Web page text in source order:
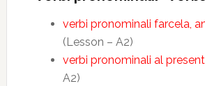
verbi pronominali farcela,
(Lesson – A2)
verbi pronominali al
A2)